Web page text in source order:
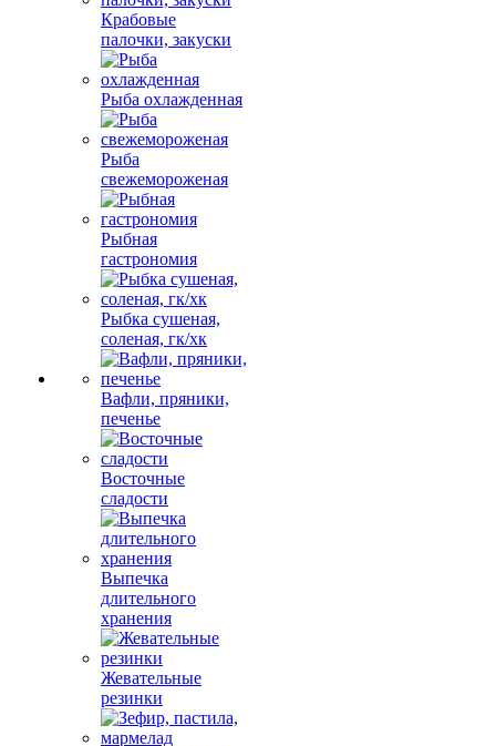
Крабовые
палочки, закуски
Рыба охлажденная
Рыба
свежемороженая
Рыбная
гастрономия
Рыбка сушеная,
соленая, гк/хк
Вафли, пряники,
печенье
Восточные
сладости
Выпечка
длительного
хранения
Жевательные
резинки